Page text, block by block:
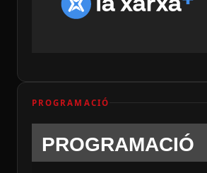
PROGRAMACIÓ
PROGRAMACIÓ